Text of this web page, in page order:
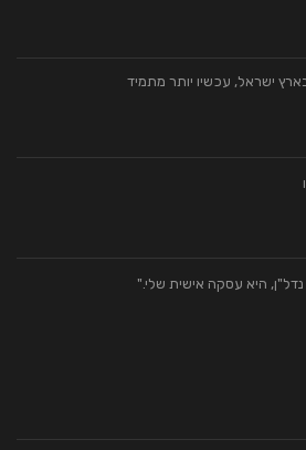
ישראל, עכשיו יותר מתמיד
היא עסקה אישית שלי."